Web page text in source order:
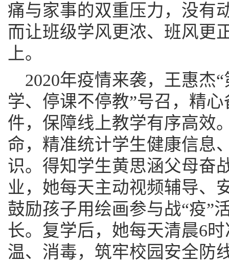
痛与家事的双重压力，没有
而让班级学风更浓、班风更
上。
2020年疫情来袭，王惠杰
学、停课不停教”号召，精
件，保障线上教学有序高效
命，精准统计学生健康信息
识。得知学生黄思涵父母奋
业，她每天主动视频辅导、
鼓励孩子用绘画参与战“疫”
长。复学后，她每天清晨6
温、消毒，筑牢校园安全防